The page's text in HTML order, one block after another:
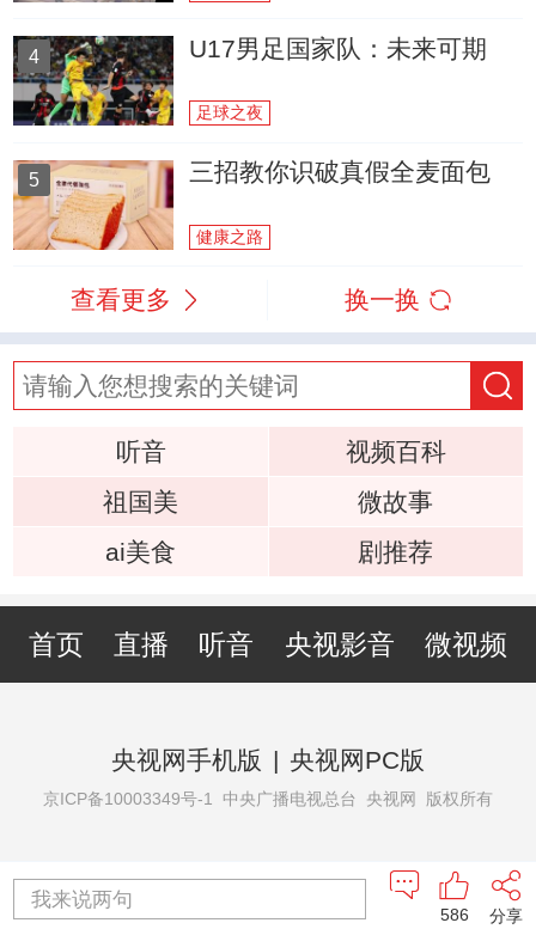
4 U17男足国家队：未来可期
足球之夜
5 三招教你识破真假全麦面包
健康之路
查看更多 换一换
听音
视频百科
祖国美
微故事
ai美食
剧推荐
首页 直播 听音 央视影音 微视频
央视网手机版 | 央视网PC版
京ICP备10003349号-1 中央广播电视总台 央视网 版权所有
我来说两句
分享
586